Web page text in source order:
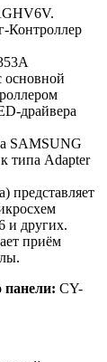
Контроллер
основной
драйвера
SAMSUNG
типа Adapter
представляет
и других.
приём
панели: CY-